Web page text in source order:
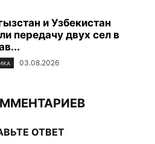
и Узбекистан
передачу двух сел в
03.08.2026
ОТВЕТ